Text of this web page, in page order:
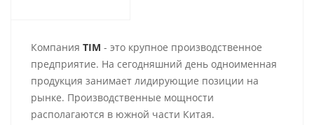
Компания TIM - это крупное производственное
предприятие. На сегодняшний день одноименная
продукция занимает лидирующие позиции на
рынке. Производственные мощности
располагаются в южной части Китая.